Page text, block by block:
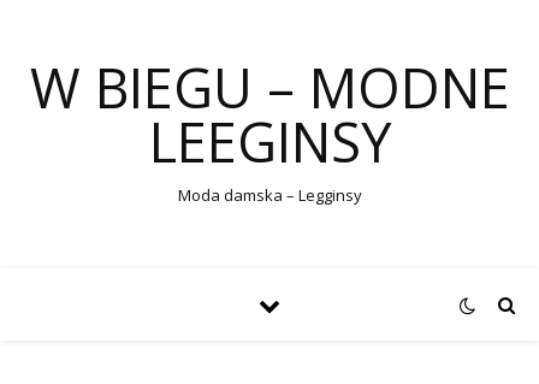
W BIEGU – MODNE
LEEGINSY
Moda damska – Legginsy